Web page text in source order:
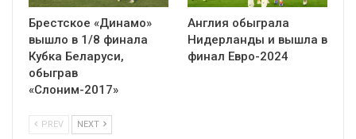
Брестское «Динамо»
вышло в 1/8 финала
Кубка Беларуси,
обыграв
«Слоним-2017»
Англия обыграла
Нидерланды и вышла в
финал Евро-2024
PREV NEXT